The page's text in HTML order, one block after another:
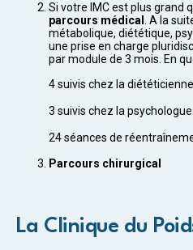
Si votre IMC est plus grand
parcours médical . A la
métabolique, diététique,
une prise en charge
par module de 3 mois. En
4 suivis chez la
3 suivis chez la
24 séances de
Parcours chirurgical
La Clinique du